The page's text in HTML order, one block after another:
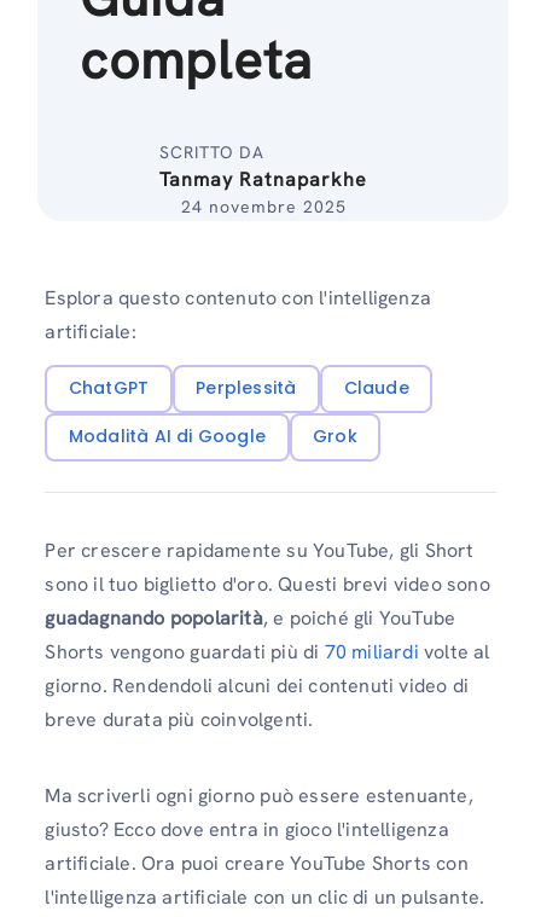
completa
SCRITTO DA
Tanmay Ratnaparkhe
24 novembre 2025
Esplora questo contenuto con l'intelligenza
artificiale:
ChatGPT Perplessità
Claude
Modalità AI di Google
Grok
Per crescere rapidamente su YouTube, gli Short
sono il tuo biglietto d'oro. Questi brevi video sono
guadagnando popolarità, e poiché gli YouTube
Shorts vengono guardati più di 70 miliardi volte al
giorno. Rendendoli alcuni dei contenuti video di
breve durata più coinvolgenti.
Ma scriverli ogni giorno può essere estenuante,
giusto? Ecco dove entra in gioco l'intelligenza
artificiale. Ora puoi creare YouTube Shorts con
l'intelligenza artificiale con un clic di un pulsante.